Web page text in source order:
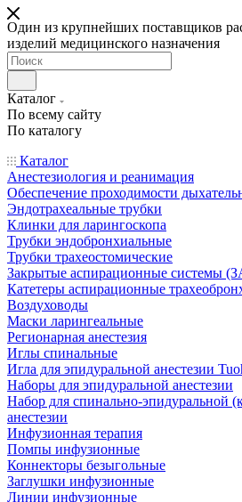
Один из крупнейших поставщиков
изделий медицинского назначения
Каталог
По всему сайту
По каталогу
Каталог
Анестезиология и реанимация
Обеспечение проходимости
Эндотрахеальные трубки
Клинки для ларингоскопа
Трубки эндобронхиальные
Трубки трахеостомические
Закрытые аспирационные системы
Катетеры аспирационные
Воздуховоды
Маски ларингеальные
Регионарная анестезия
Иглы спинальные
Игла для эпидуральной анестезии
Наборы для эпидуральной анестезии
Набор для спинально-эпидуральной
анестезии
Инфузионная терапия
Помпы инфузионные
Коннекторы безыгольные
Заглушки инфузионные
Линии инфузионные